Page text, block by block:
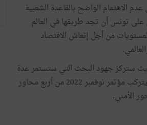
الاهتمام الواضح بالقاعدة الشعبية
على تونس أن تجد طريقها في العالم
من أجل إنعاش الاقتصاد
ستركز جهود البحث التي ستستمر عدة
أشهر على العديد من المحاور والمواضيع الفرعية الجيوسياسية والاقتصادية. وعليه، يتركب مؤتمر نوفمبر 2022 من أربع محاور
الأمني.